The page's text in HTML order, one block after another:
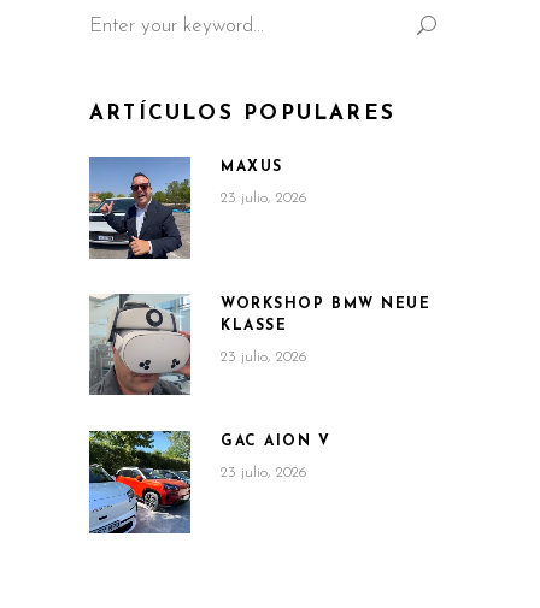
for:
ARTÍCULOS POPULARES
MAXUS
23 julio, 2026
WORKSHOP BMW NEUE
KLASSE
23 julio, 2026
GAC AION V
23 julio, 2026